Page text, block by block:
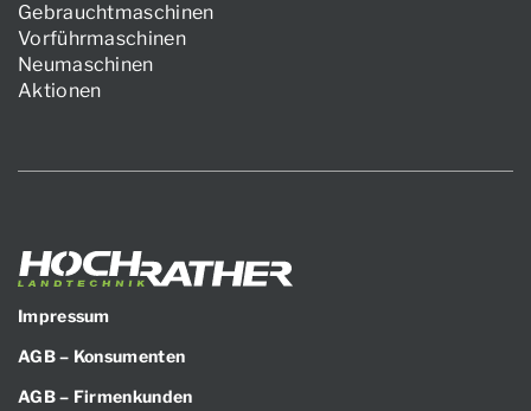
Gebrauchtmaschinen
Vorführmaschinen
Neumaschinen
Aktionen
Impressum
AGB – Konsumenten
AGB – Firmenkunden